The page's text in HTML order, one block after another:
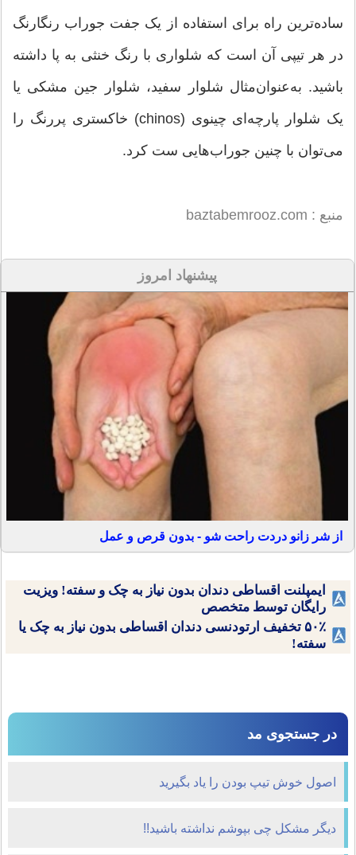
ساده‌ترین راه برای استفاده از یک جفت جوراب رنگارنگ
در هر تیپی آن است که شلواری با رنگ خنثی به پا داشته
باشید. به‌عنوان‌مثال شلوار سفید، شلوار جین مشکی یا
یک شلوار پارچه‌ای چینوی (chinos) خاکستری پررنگ را
می‌توان با چنین جوراب‌هایی ست کرد.
منبع : baztabemrooz.com
پیشنهاد امروز
از شر زانو دردت راحت شو - بدون قرص و عمل
ایمپلنت اقساطی دندان بدون نیاز به چک و سفته! ویزیت
رایگان توسط متخصص
۵۰٪ تخفیف ارتودنسی دندان اقساطی بدون نیاز به چک یا
سفته!
در جستجوی مد
اصول خوش تیپ بودن را یاد بگیرید
دیگر مشکل چی بپوشم نداشته باشید!!